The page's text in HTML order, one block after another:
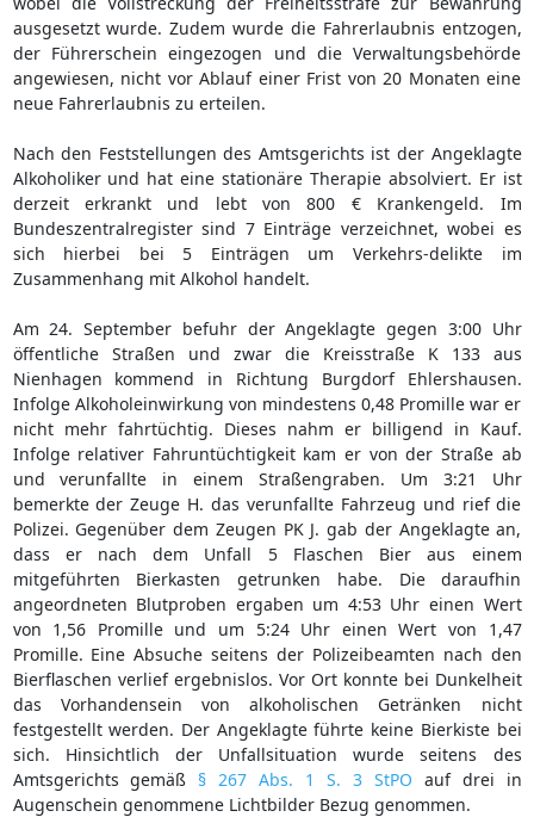
ausgesetzt wurde. Zudem wurde die Fahrerlaubnis entzogen,
der Führerschein eingezogen und die Verwaltungsbehörde
angewiesen, nicht vor Ablauf einer Frist von 20 Monaten eine
neue Fahrerlaubnis zu erteilen.
Nach den Feststellungen des Amtsgerichts ist der Angeklagte
Alkoholiker und hat eine stationäre Therapie absolviert. Er ist
derzeit erkrankt und lebt von 800 € Krankengeld. Im
Bundeszentralregister sind 7 Einträge verzeichnet, wobei es
sich hierbei bei 5 Einträgen um Verkehrs-delikte im
Zusammenhang mit Alkohol handelt.
Am 24. September befuhr der Angeklagte gegen 3:00 Uhr
öffentliche Straßen und zwar die Kreisstraße K 133 aus
Nienhagen kommend in Richtung Burgdorf Ehlershausen.
Infolge Alkoholeinwirkung von mindestens 0,48 Promille war er
nicht mehr fahrtüchtig. Dieses nahm er billigend in Kauf.
Infolge relativer Fahruntüchtigkeit kam er von der Straße ab
und verunfallte in einem Straßengraben. Um 3:21 Uhr
bemerkte der Zeuge H. das verunfallte Fahrzeug und rief die
Polizei. Gegenüber dem Zeugen PK J. gab der Angeklagte an,
dass er nach dem Unfall 5 Flaschen Bier aus einem
mitgeführten Bierkasten getrunken habe. Die daraufhin
angeordneten Blutproben ergaben um 4:53 Uhr einen Wert
von 1,56 Promille und um 5:24 Uhr einen Wert von 1,47
Promille. Eine Absuche seitens der Polizeibeamten nach den
Bierflaschen verlief ergebnislos. Vor Ort konnte bei Dunkelheit
das Vorhandensein von alkoholischen Getränken nicht
festgestellt werden. Der Angeklagte führte keine Bierkiste bei
sich. Hinsichtlich der Unfallsituation wurde seitens des
Amtsgerichts gemäß § 267 Abs. 1 S. 3 StPO auf drei in
Augenschein genommene Lichtbilder Bezug genommen.